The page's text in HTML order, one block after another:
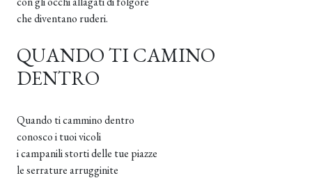
che diventano ruderi.
QUANDO TI CAMINO
DENTRO
Quando ti cammino dentro
conosco i tuoi vicoli
i campanili storti delle tue piazze
le serrature arrugginite